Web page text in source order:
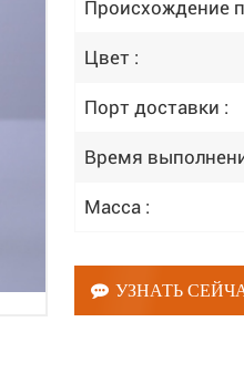
Происхождение
Цвет :
Порт доставки :
Время
Масса :
УЗНАТЬ